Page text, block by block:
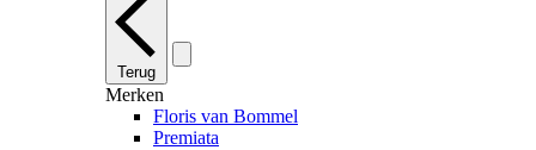
Terug
Merken
Floris van Bommel
Premiata